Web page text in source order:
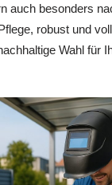
auch besonders
robust und
Wahl für